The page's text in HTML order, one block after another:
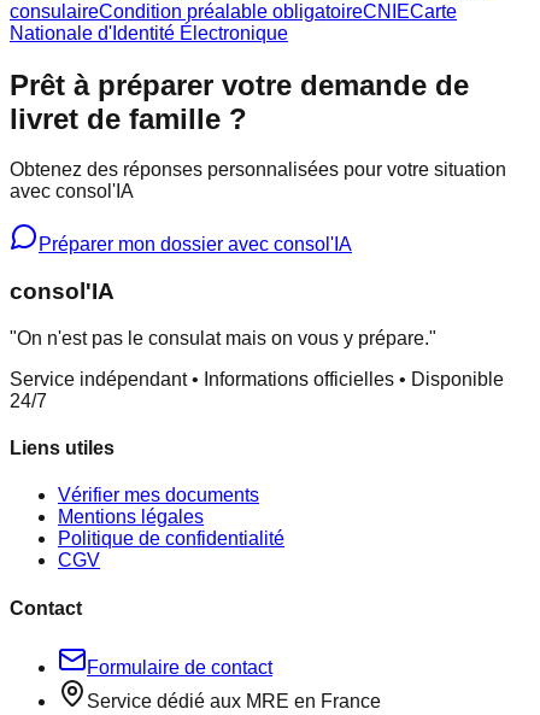
consulaireCondition préalable obligatoireCNIECarte
Nationale d'Identité Électronique
Prêt à préparer votre demande de
livret de famille ?
Obtenez des réponses personnalisées pour votre situation
avec consol'IA
Préparer mon dossier avec consol'IA
consol 'IA
"On n'est pas le consulat mais on vous y prépare."
Service indépendant • Informations officielles • Disponible
24/7
Liens utiles
Vérifier mes documents
Mentions légales
Politique de confidentialité
CGV
Contact
Formulaire de contact
Service dédié aux MRE en France